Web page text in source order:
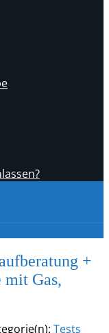
+
mit Gas,
Tests